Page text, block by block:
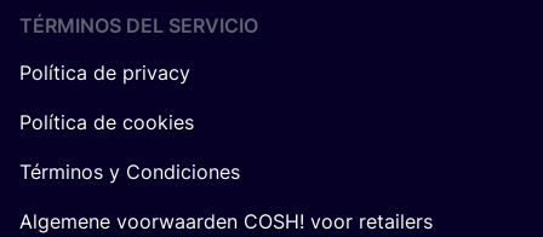
TÉRMINOS DEL SERVICIO
Política de privacy
Política de cookies
Términos y Condiciones
Algemene voorwaarden COSH! voor retailers